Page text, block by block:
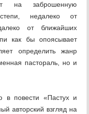
на заброшенную
недалеко от
от ближайших
как бы опоясывает
определить жанр
пастораль, но и
в повести «Пастух и
авторский взгляд на